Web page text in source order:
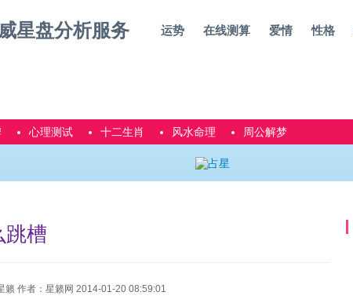
运势 在线测算 爱情 性格
心理测试 十二生肖 风水命理 周公解梦
跳槽
籁 作者：星籁网 2014-01-20 08:59:01